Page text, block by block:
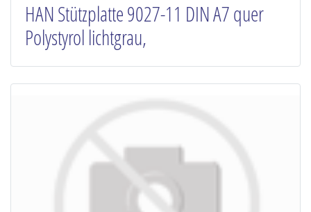
HAN Stützplatte 9027-11 DIN A7 quer
Polystyrol lichtgrau,